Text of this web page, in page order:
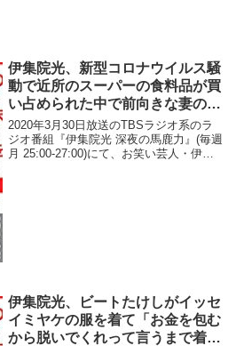
伊集院光、新型コロナウイルス騒
動で近所のスーパーの食料品が買
い占められた中で前向きな妻の一
言に驚く「じゃあファスティング
しよう」
2020年3月30日放送のTBSラジオ系のラ
ジオ番組『伊集院光 深夜の馬鹿力』(毎週
月 25:00-27:00)にて、お笑い芸人・伊集
伊集院光、ビートたけしがイッセ
イミヤケの服を着て「お金を包む
から脱いでくれって言うまで着